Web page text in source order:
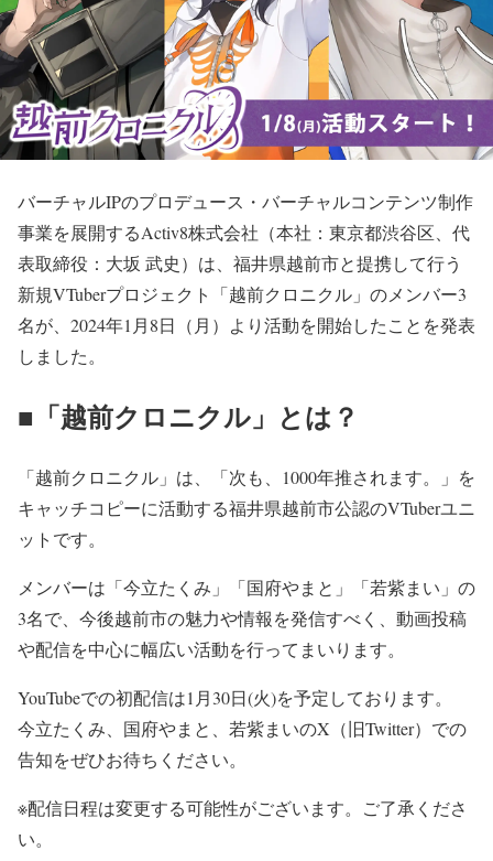
バーチャルIPのプロデュース・バーチャルコンテンツ制作
事業を展開するActiv8株式会社（本社：東京都渋谷区、代
表取締役：大坂 武史）は、福井県越前市と提携して行う
新規VTuberプロジェクト「越前クロニクル」のメンバー3
名が、2024年1月8日（月）より活動を開始したことを発表
しました。
■「越前クロニクル」とは？
「越前クロニクル」は、「次も、1000年推されます。」を
キャッチコピーに活動する福井県越前市公認のVTuberユニ
ットです。
メンバーは「今立たくみ」「国府やまと」「若紫まい」の
3名で、今後越前市の魅力や情報を発信すべく、動画投稿
や配信を中心に幅広い活動を行ってまいります。
YouTubeでの初配信は1月30日(火)を予定しております。
今立たくみ、国府やまと、若紫まいのX（旧Twitter）での
告知をぜひお待ちください。
※配信日程は変更する可能性がございます。ご了承くださ
い。